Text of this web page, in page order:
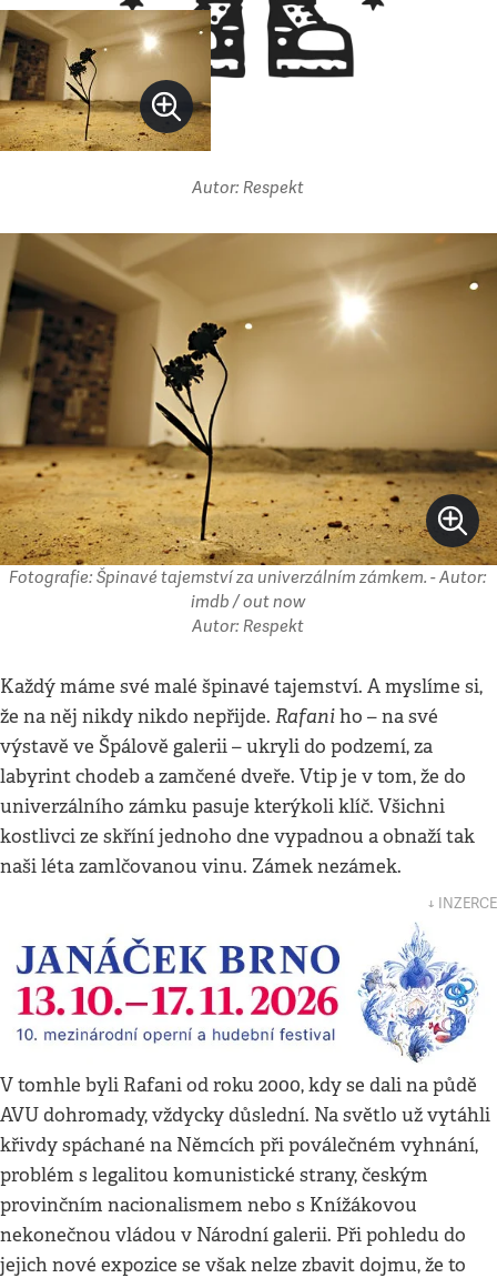
Autor: Respekt
Fotografie: Špinavé tajemství za univerzálním zámkem. - Autor:
imdb / out now
Autor: Respekt
Každý máme své malé špinavé tajemství. A myslíme si,
že na něj nikdy nikdo nepřijde. Rafaniho – na své
výstavě ve Špálově galerii – ukryli do podzemí, za
labyrint chodeb a zamčené dveře. Vtip je v tom, že do
univerzálního zámku pasuje kterýkoli klíč. Všichni
kostlivci ze skříní jednoho dne vypadnou a obnaží tak
naši léta zamlčovanou vinu. Zámek nezámek.
↓ INZERCE
V tomhle byli Rafani od roku 2000, kdy se dali na půdě
AVU dohromady, vždycky důslední. Na světlo už vytáhli
křivdy spáchané na Němcích při poválečném vyhnání,
problém s legalitou komunistické strany, českým
provinčním nacionalismem nebo s Knížákovou
nekonečnou vládou v Národní galerii. Při pohledu do
jejich nové expozice se však nelze zbavit dojmu, že to